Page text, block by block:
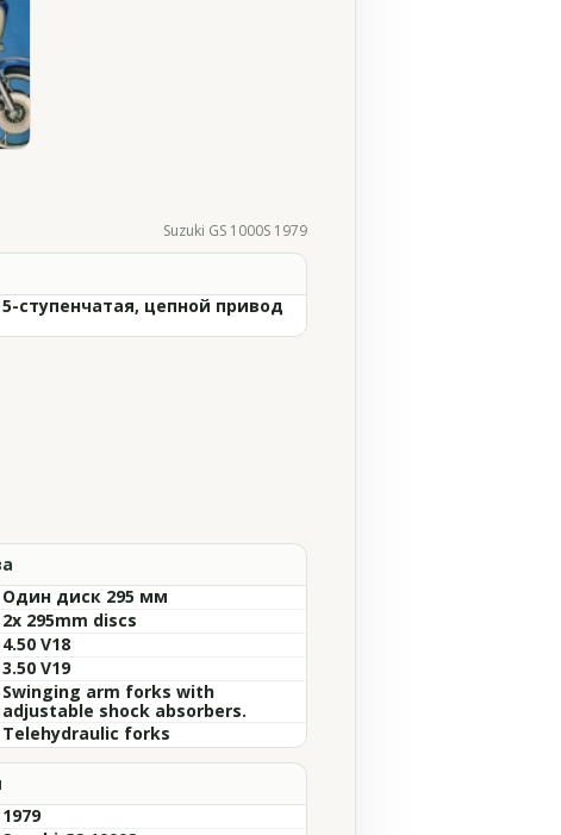
Suzuki GS 1000S 1979
5-ступенчатая, цепной привод
Один диск 295 мм
2x 295mm discs
4.50 V18
3.50 V19
Swinging arm forks with
adjustable shock absorbers.
Telehydraulic forks
1979